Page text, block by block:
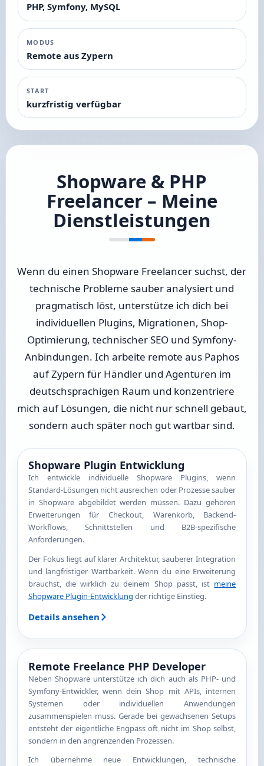
PHP, Symfony, MySQL
MODUS
Remote aus Zypern
START
kurzfristig verfügbar
Shopware & PHP
Freelancer – Meine
Dienstleistungen
Wenn du einen Shopware Freelancer suchst, der
technische Probleme sauber analysiert und
pragmatisch löst, unterstütze ich dich bei
individuellen Plugins, Migrationen, Shop-
Optimierung, technischer SEO und Symfony-
Anbindungen. Ich arbeite remote aus Paphos
auf Zypern für Händler und Agenturen im
deutschsprachigen Raum und konzentriere
mich auf Lösungen, die nicht nur schnell gebaut,
sondern auch später noch gut wartbar sind.
Shopware Plugin Entwicklung
Ich entwickle individuelle Shopware Plugins, wenn
Standard-Lösungen nicht ausreichen oder Prozesse sauber
in Shopware abgebildet werden müssen. Dazu gehören
Erweiterungen für Checkout, Warenkorb, Backend-
Workflows, Schnittstellen und B2B-spezifische
Anforderungen.
Der Fokus liegt auf klarer Architektur, sauberer Integration
und langfristiger Wartbarkeit. Wenn du eine Erweiterung
brauchst, die wirklich zu deinem Shop passt, ist meine
Shopware Plugin-Entwicklung der richtige Einstieg.
Details ansehen
Remote Freelance PHP Developer
Neben Shopware unterstütze ich dich auch als PHP- und
Symfony-Entwickler, wenn dein Shop mit APIs, internen
Systemen oder individuellen Anwendungen
zusammenspielen muss. Gerade bei gewachsenen Setups
entsteht der eigentliche Engpass oft nicht im Shop selbst,
sondern in den angrenzenden Prozessen.
Ich übernehme neue Entwicklungen, technische